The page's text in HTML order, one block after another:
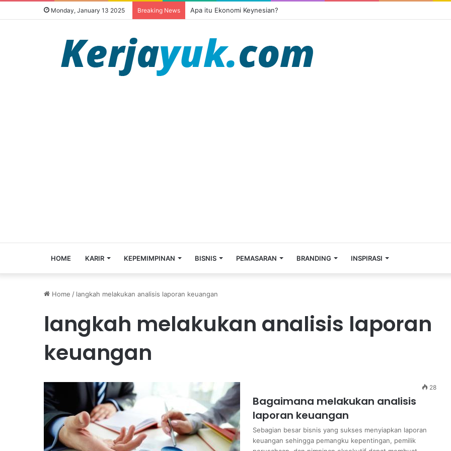
Monday, January 13 2025 Breaking News Apa itu Ekonomi Keynesian?
HOME KARIR KEPEMIMPINAN BISNIS PEMASARAN BRANDING INSPIRASI
Home / langkah melakukan analisis laporan keuangan
langkah melakukan analisis laporan
keuangan
28
Bagaimana melakukan analisis
laporan keuangan
Sebagian besar bisnis yang sukses menyiapkan laporan
keuangan sehingga pemangku kepentingan, pemilik